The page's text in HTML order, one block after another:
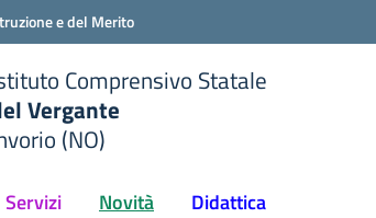
e del Merito
Comprensivo Statale
Vergante
(NO)
Servizi Novità Didattica